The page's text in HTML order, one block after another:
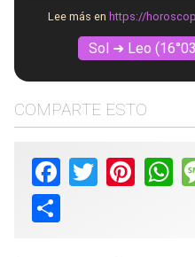
Lee más en https://
COMPARTE ESTO
Facebook
Twitter Pinterest
Share